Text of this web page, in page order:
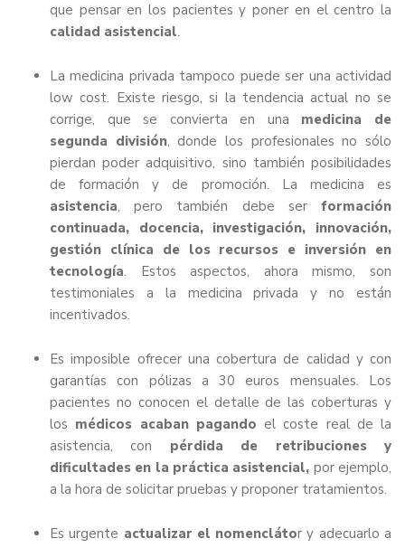
que pensar en los pacientes y poner en el centro la
calidad asistencial.
La medicina privada tampoco puede ser una actividad
low cost. Existe riesgo, si la tendencia actual no se
corrige, que se convierta en una medicina de
segunda división, donde los profesionales no sólo
pierdan poder adquisitivo, sino también posibilidades
de formación y de promoción. La medicina es
asistencia, pero también debe ser formación
continuada, docencia, investigación, innovación,
gestión clínica de los recursos e inversión en
tecnología. Estos aspectos, ahora mismo, son
testimoniales a la medicina privada y no están
incentivados.
Es imposible ofrecer una cobertura de calidad y con
garantías con pólizas a 30 euros mensuales. Los
pacientes no conocen el detalle de las coberturas y
los médicos acaban pagando el coste real de la
asistencia, con pérdida de retribuciones y
dificultades en la práctica asistencial, por ejemplo,
a la hora de solicitar pruebas y proponer tratamientos.
Es urgente actualizar el nomenclátor y adecuarlo a